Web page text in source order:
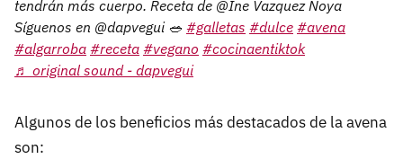
tendrán más cuerpo. Receta de @Ine Vazquez Noya
Síguenos en @dapvegui 🥗 #galletas #dulce #avena
#algarroba #receta #vegano #cocinaentiktok
♬ original sound - dapvegui
Algunos de los beneficios más destacados de la avena
son: